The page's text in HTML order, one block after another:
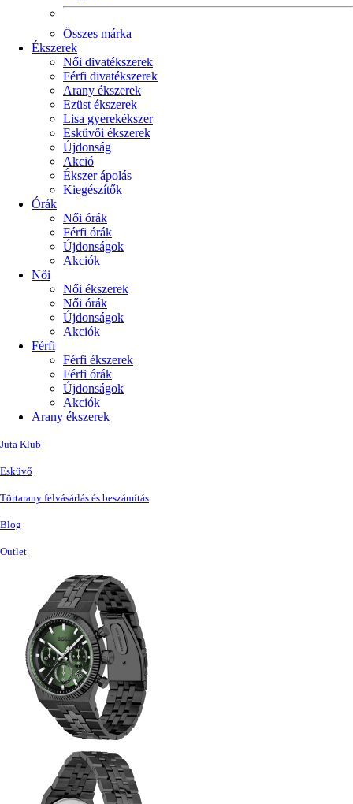
Összes márka
Ékszerek
Női divatékszerek
Férfi divatékszerek
Arany ékszerek
Ezüst ékszerek
Lisa gyerekékszer
Esküvői ékszerek
Újdonság
Akció
Ékszer ápolás
Kiegészítők
Órák
Női órák
Férfi órák
Újdonságok
Akciók
Női
Női ékszerek
Női órák
Újdonságok
Akciók
Férfi
Férfi ékszerek
Férfi órák
Újdonságok
Akciók
Arany ékszerek
Juta Klub
Esküvő
Törtarany felvásárlás és beszámítás
Blog
Outlet